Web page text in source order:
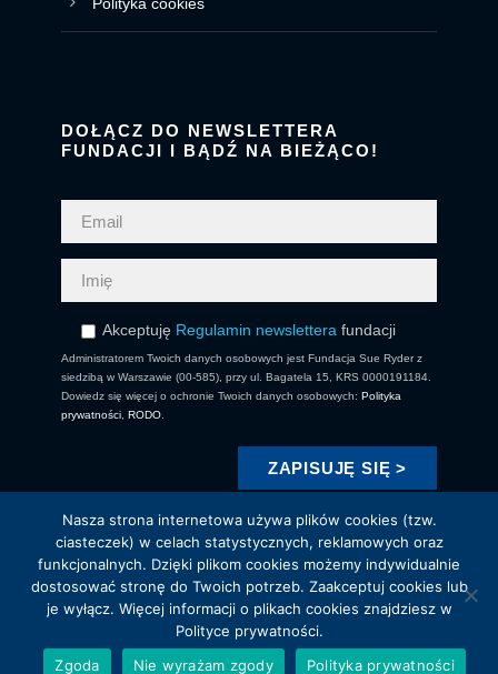
DOŁĄCZ DO NEWSLETTERA
FUNDACJI I BĄDŹ NA BIEŻĄCO!
Akceptuję Regulamin newslettera fundacji
Administratorem Twoich danych osobowych jest Fundacja Sue Ryder z
siedzibą w Warszawie (00-585), przy ul. Bagatela 15, KRS 0000191184.
Dowiedz się więcej o ochronie Twoich danych osobowych: Polityka
prywatności RODO
Copyright 2021 Fundacja Sue Ryder. All Right Reserved.
Brewed by LUNGO
Nasza strona internetowa używa plików cookies (tzw.
ciasteczek) w celach statystycznych, reklamowych oraz
funkcjonalnych. Dzięki plikom cookies możemy indywidualnie
dostosować stronę do Twoich potrzeb. Zaakceptuj cookies lub
je wyłącz. Więcej informacji o plikach cookies znajdziesz w
Polityce prywatności.
Zgoda
Nie wyrażam zgody Polityka prywatności